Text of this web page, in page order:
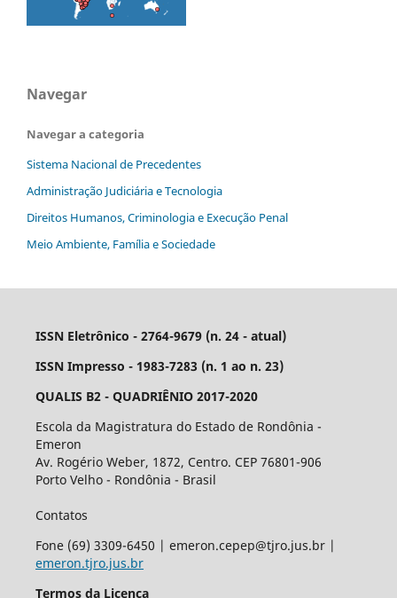
Navegar
Navegar a categoria
Sistema Nacional de Precedentes
Administração Judiciária e Tecnologia
Direitos Humanos, Criminologia e Execução Penal
Meio Ambiente, Família e Sociedade
ISSN Eletrônico - 2764-9679 (n. 24 - atual)
ISSN Impresso - 1983-7283 (n. 1 ao n. 23)
QUALIS B2 - QUADRIÊNIO 2017-2020
Escola da Magistratura do Estado de Rondônia -
Emeron
Av. Rogério Weber, 1872, Centro. CEP 76801-906
Porto Velho - Rondônia - Brasil
Contatos
Fone (69) 3309-6450 | emeron.cepep@tjro.jus.br |
emeron.tjro.jus.br
Termos da Licença